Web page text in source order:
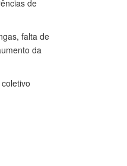
de
falta de
da